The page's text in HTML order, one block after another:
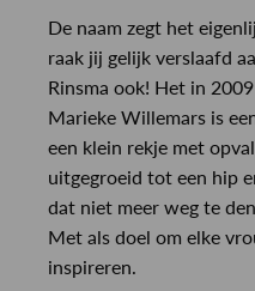
De naam zegt het
raak jij gelijk verslaafd
Rinsma ook! Het in
Marieke Willemars is
een klein rekje met
uitgegroeid tot een hip
dat niet meer weg te
Met als doel om elke
inspireren.